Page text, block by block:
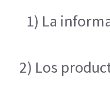
1) La
2) Los